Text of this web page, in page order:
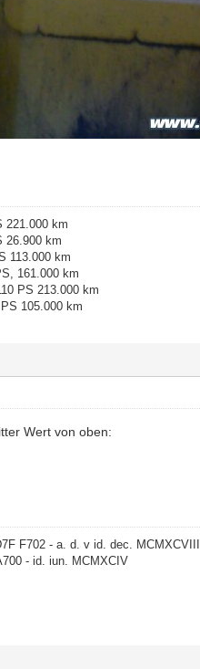
221.000 km
26.900 km
113.000 km
161.000 km
PS 213.000 km
105.000 km
Wert von oben:
F702 - a. d. v id. dec. MCMXCVIII
- id. iun. MCMXCIV